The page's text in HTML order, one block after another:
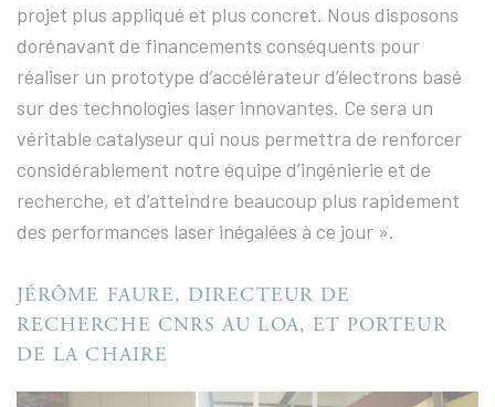
projet plus appliqué et plus concret. Nous disposons
dorénavant de financements conséquents pour
réaliser un prototype d’accélérateur d’électrons basé
sur des technologies laser innovantes. Ce sera un
véritable catalyseur qui nous permettra de renforcer
considérablement notre équipe d’ingénierie et de
recherche, et d’atteindre beaucoup plus rapidement
des performances laser inégalées à ce jour ».
JÉRÔME FAURE, DIRECTEUR DE
RECHERCHE CNRS AU LOA, ET PORTEUR
DE LA CHAIRE